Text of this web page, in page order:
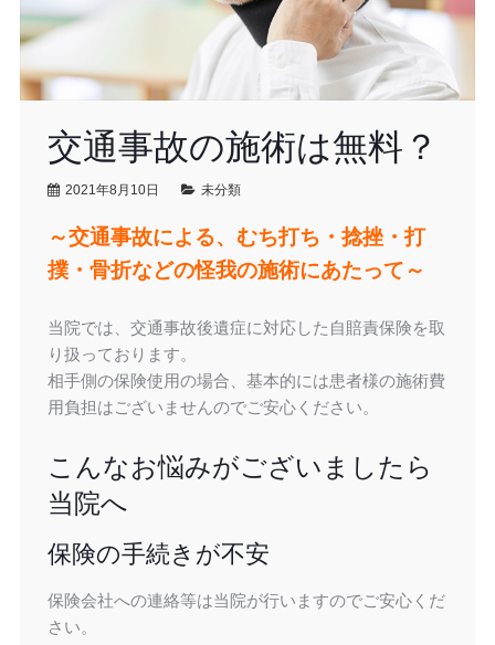
交通事故の施術は無料？
2021年8月10日 未分類
～交通事故による、むち打ち・捻挫・打
撲・骨折などの怪我の施術にあたって～
当院では、交通事故後遺症に対応した自賠責保険を取
り扱っております。
相手側の保険使用の場合、基本的には患者様の施術費
用負担はございませんのでご安心ください。
こんなお悩みがございましたら
当院へ
保険の手続きが不安
保険会社への連絡等は当院が行いますのでご安心くだ
さい。